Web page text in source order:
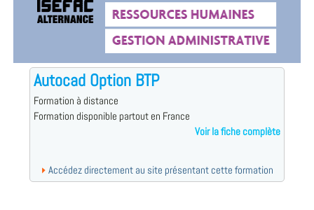
Autocad Option BTP
Formation à distance
Formation disponible partout en France
Voir la fiche complète
Accédez directement au site présentant cette formation